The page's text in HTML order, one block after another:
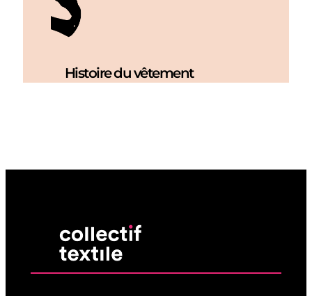
Histoire du vêtement